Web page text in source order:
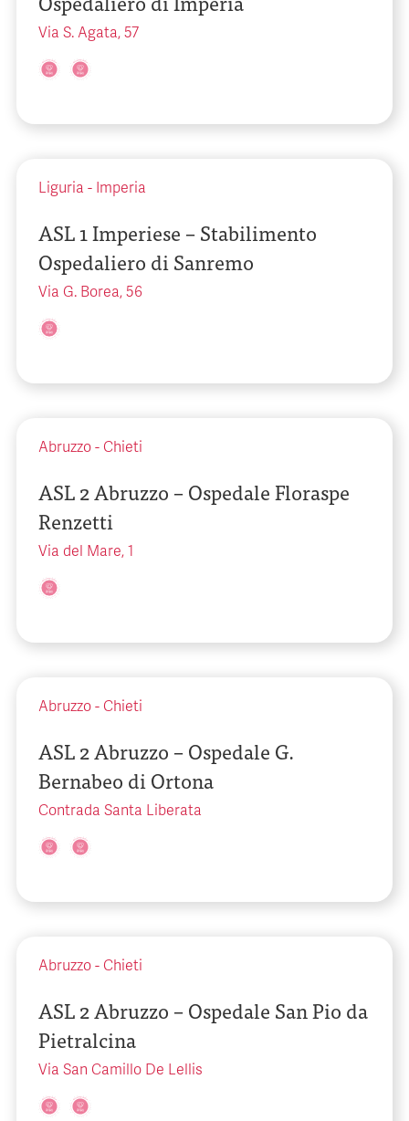
Via S. Agata, 57
Liguria - Imperia
ASL 1 Imperiese – Stabilimento
Ospedaliero di Sanremo
Via G. Borea, 56
Abruzzo - Chieti
ASL 2 Abruzzo – Ospedale Floraspe
Renzetti
Via del Mare, 1
Abruzzo - Chieti
ASL 2 Abruzzo – Ospedale G.
Bernabeo di Ortona
Contrada Santa Liberata
Abruzzo - Chieti
ASL 2 Abruzzo – Ospedale San Pio da
Pietralcina
Via San Camillo De Lellis